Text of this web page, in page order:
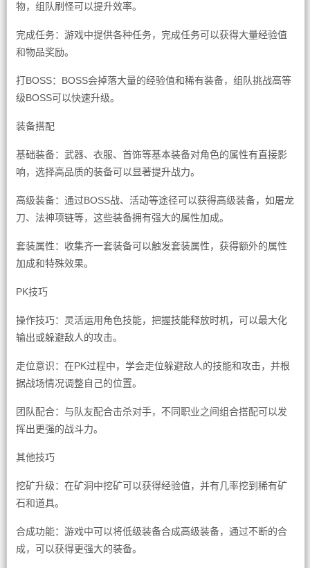
物，组队刷怪可以提升效率。
完成任务：游戏中提供各种任务，完成任务可以获得大量经验值
和物品奖励。
打BOSS：BOSS会掉落大量的经验值和稀有装备，组队挑战高等
级BOSS可以快速升级。
装备搭配
基础装备：武器、衣服、首饰等基本装备对角色的属性有直接影
响，选择高品质的装备可以显著提升战力。
高级装备：通过BOSS战、活动等途径可以获得高级装备，如屠龙
刀、法神项链等，这些装备拥有强大的属性加成。
套装属性：收集齐一套装备可以触发套装属性，获得额外的属性
加成和特殊效果。
PK技巧
操作技巧：灵活运用角色技能，把握技能释放时机，可以最大化
输出或躲避敌人的攻击。
走位意识：在PK过程中，学会走位躲避敌人的技能和攻击，并根
据战场情况调整自己的位置。
团队配合：与队友配合击杀对手，不同职业之间组合搭配可以发
挥出更强的战斗力。
其他技巧
挖矿升级：在矿洞中挖矿可以获得经验值，并有几率挖到稀有矿
石和道具。
合成功能：游戏中可以将低级装备合成高级装备，通过不断的合
成，可以获得更强大的装备。